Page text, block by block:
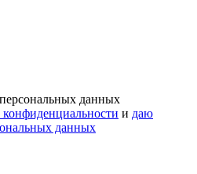
данных
и даю
данных